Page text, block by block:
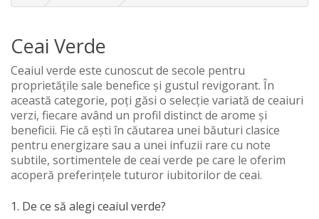
Ceai Verde
Ceaiul verde este cunoscut de secole pentru
proprietățile sale benefice și gustul revigorant. În
această categorie, poți găsi o selecție variată de ceaiuri
verzi, fiecare având un profil distinct de arome și
beneficii. Fie că ești în căutarea unei băuturi clasice
pentru energizare sau a unei infuzii rare cu note
subtile, sortimentele de ceai verde pe care le oferim
acoperă preferințele tuturor iubitorilor de ceai.
1. De ce să alegi ceaiul verde?